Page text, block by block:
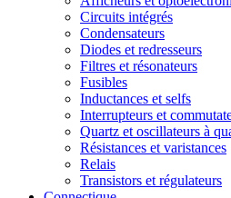
Circuits intégrés
Condensateurs
Diodes et redresseurs
Filtres et résonateurs
Fusibles
Inductances et selfs
Interrupteurs et
Quartz et oscillateurs à
Résistances et varistances
Relais
Transistors et régulateurs